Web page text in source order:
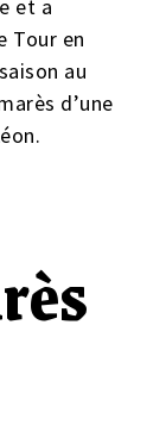
et a
Tour en
au
d’une